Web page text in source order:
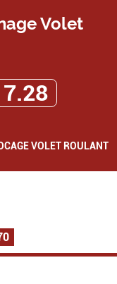
Volet
VOLET ROULANT